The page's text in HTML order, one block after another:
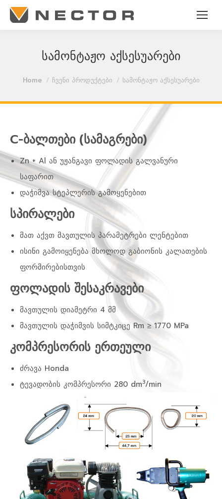
სამონტაჟო აქსესუარები
Home ჩვენი პროდუქტები სამონტაჟო აქსესუარები
C-ბალთები (სამაგრები)
Zn + Al ან უჟანგავი ფოლადის გალვანური
საფარით
დაჭიმვა სტეპლერის გამოყენებით
სპირალები
მათ აქვთ მავთულის პარამეტრები ლენტებით
ისინი გამოიყენება მხოლოდ გაბიონის კალათების
ფორმირებისთვის
ფოლადის შესაკრავები
მავთულის დიამეტრი 4 მმ
მავთულის დაჭიმვის სიმტკიცე Rm ≥ 1770 MPa
კომპრესორის ერთეული
ძრავა Honda
ტევადობის კომპრესორი 280 dm3/min